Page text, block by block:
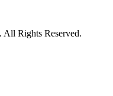
Rights Reserved.